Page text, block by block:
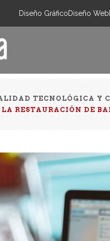
Diseño GráficoDiseño Web
TECNOLÓGICA Y
RESTAURACIÓN DE